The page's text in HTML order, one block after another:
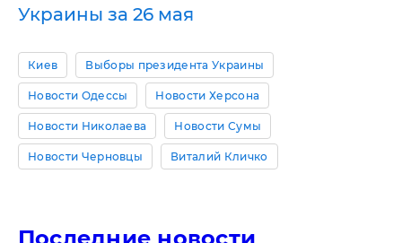
Украины за 26 мая
Киев Выборы президента Украины
Новости Одессы Новости Херсона
Новости Николаева Новости Сумы
Новости Черновцы Виталий Кличко